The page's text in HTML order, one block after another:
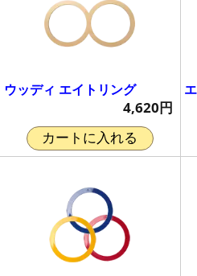
ウッディ エイトリング
4,620円
カートに入れる